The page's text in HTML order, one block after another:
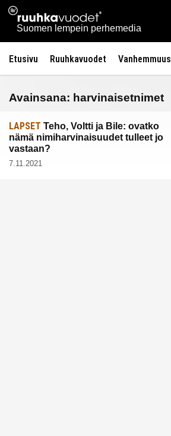
Siirry
sisältöön
Ruuhkavuodet.fi
Suomen lempein perhemedia
Etusivu Ruuhkavuodet Vanhemmuus
Avainsana: harvinaisetnimet
LAPSET Teho, Voltti ja Bile: ovatko
nämä nimiharvinaisuudet tulleet jo
vastaan?
7.11.2021